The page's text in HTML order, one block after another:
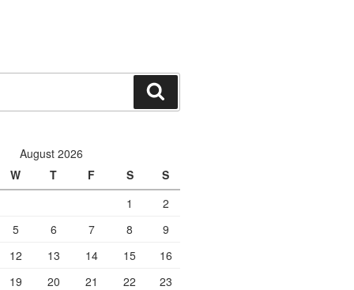
August 2026
W
T F S
S
1
2
5
6 7 8
9
12
13 14 15
16
19
20 21 22
23